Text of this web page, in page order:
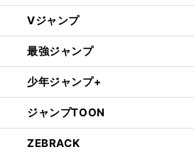
Vジャンプ
最強ジャンプ
少年ジャンプ+
ジャンプTOON
ZEBRACK